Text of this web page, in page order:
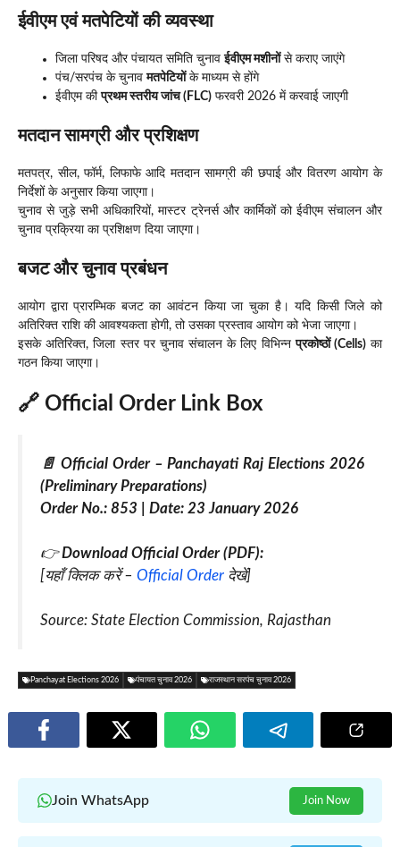
ईवीएम एवं मतपेटियों की व्यवस्था
जिला परिषद और पंचायत समिति चुनावईवीएम मशीनोंसे कराए जाएंगे
पंच/सरपंच के चुनावमतपेटियोंके माध्यम से होंगे
ईवीएम कीप्रथम स्तरीय जांच (FLC) फरवरी 2026 में करवाई जाएगी
मतदान सामग्री और प्रशिक्षण
मतपत्र, सील, फॉर्म, लिफाफे आदि मतदान सामग्री की छपाई और वितरण आयोग के
निर्देशों के अनुसार किया जाएगा।
चुनाव से जुड़े सभी अधिकारियों, मास्टर ट्रेनर्स और कार्मिकों को ईवीएम संचालन और
चुनाव प्रक्रिया का प्रशिक्षण दिया जाएगा।
बजट और चुनाव प्रबंधन
आयोग द्वारा प्रारम्भिक बजट का आवंटन किया जा चुका है। यदि किसी जिले को
अतिरिक्त राशि की आवश्यकता होगी, तो उसका प्रस्ताव आयोग को भेजा जाएगा।
इसके अतिरिक्त, जिला स्तर पर चुनाव संचालन के लिए विभिन्नप्रकोष्ठों (Cells)का
गठन किया जाएगा।
🔗 Official Order Link Box
📄 Official Order – Panchayati Raj Elections 2026
(Preliminary Preparations)
Order No.: 853 | Date: 23 January 2026
👉Download Official Order (PDF):
[यहाँ क्लिक करें – Official Order देखें]
Source: State Election Commission, Rajasthan
Panchayat Elections 2026 पंचायत चुनाव 2026 राजस्थान सरपंच चुनाव 2026
Join WhatsApp Join Now